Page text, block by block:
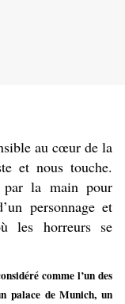
au cœur de la
et nous touche.
par la main pour
personnage et
les horreurs se
comme l’un des
palace de Munich, un